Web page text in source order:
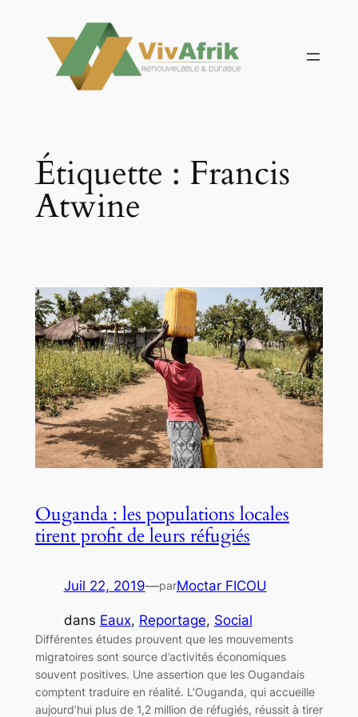
contenu
Étiquette : Francis
Atwine
Ouganda : les populations locales
tirent profit de leurs réfugiés
Juil 22, 2019—parMoctar FICOU
dans Eaux, Reportage, Social
Différentes études prouvent que les mouvements
migratoires sont source d’activités économiques
souvent positives. Une assertion que les Ougandais
comptent traduire en réalité. L’Ouganda, qui accueille
aujourd’hui plus de 1,2 million de réfugiés, réussit à tirer